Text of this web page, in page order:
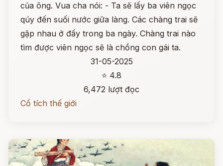
của ông. Vua cha nói: - Ta sẽ lấy ba viên ngọc
qúy đến suối nước giữa làng. Các chàng trai sẽ
gặp nhau ở đấy trong ba ngày. Chàng trai nào
tìm được viên ngọc sẽ là chồng con gái ta.
31-05-2025
⭐ 4.8
6,472 lượt đọc
Cổ tích thế giới